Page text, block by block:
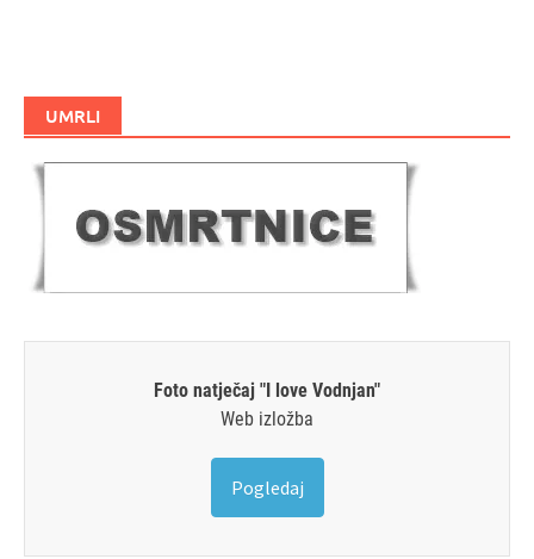
UMRLI
Foto natječaj "I love Vodnjan"
Web izložba
Pogledaj